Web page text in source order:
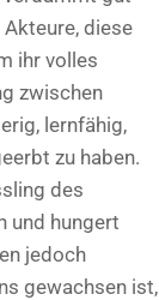
diese
ihr volles
zwischen
lernfähig,
zu haben.
des
und hungert
jedoch
gewachsen ist,